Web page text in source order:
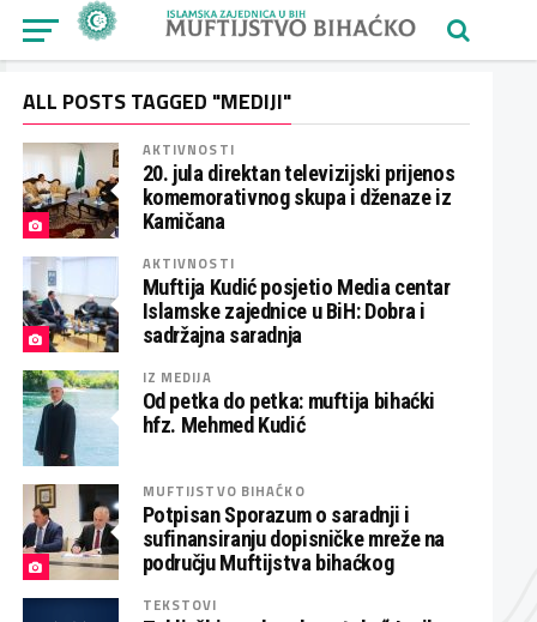
ALL POSTS TAGGED "MEDIJI"
AKTIVNOSTI
20. jula direktan televizijski prijenos
komemorativnog skupa i dženaze iz
Kamičana
AKTIVNOSTI
Muftija Kudić posjetio Media centar
Islamske zajednice u BiH: Dobra i
sadržajna saradnja
IZ MEDIJA
Od petka do petka: muftija bihaćki
hfz. Mehmed Kudić
MUFTIJSTVO BIHAĆKO
Potpisan Sporazum o saradnji i
sufinansiranju dopisničke mreže na
području Muftijstva bihaćkog
TEKSTOVI